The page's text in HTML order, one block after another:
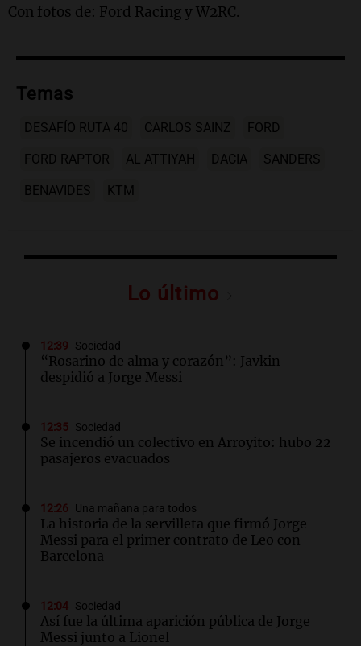
Con fotos de: Ford Racing y W2RC.
Temas
DESAFÍO RUTA 40 CARLOS SAINZ FORD
FORD RAPTOR AL ATTIYAH DACIA SANDERS
BENAVIDES KTM
Lo último
12:39 Sociedad
“Rosarino de alma y corazón”: Javkin
despidió a Jorge Messi
12:35 Sociedad
Se incendió un colectivo en Arroyito: hubo 22
pasajeros evacuados
12:26 Una mañana para todos
La historia de la servilleta que firmó Jorge
Messi para el primer contrato de Leo con
Barcelona
12:04 Sociedad
Así fue la última aparición pública de Jorge
Messi junto a Lionel